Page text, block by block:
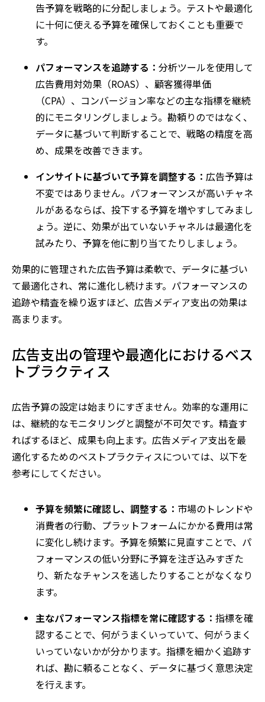
告予算を戦略的に分配しましょう。テストや最適化
に十何に使える予算を確保しておくことも重要で
す。
パフォーマンスを追跡する： 分析ツールを使用して
広告費用対効果（ROAS）、顧客獲得単価
（CPA）、コンバージョン率などの主な指標を継続
的にモニタリングしましょう。勘頼りのではなく、
データに基づいて判断することで、戦略の精度を高
め、成果を改善できます。
インサイトに基づいて予算を調整する： 広告予算は
不変ではありません。パフォーマンスが高いチャネ
ルがあるならば、投下する予算を増やすしてみまし
ょう。逆に、効果が出ていないチャネルは最適化を
試みたり、予算を他に割り当てたりしましょう。
効果的に管理された広告予算は柔軟で、データに基づい
て最適化され、常に進化し続けます。パフォーマンスの
追跡や精査を繰り返すほど、広告メディア支出の効果は
高まります。
広告支出の管理や最適化におけるベス
トプラクティス
広告予算の設定は始まりにすぎません。効率的な運用に
は、継続的なモニタリングと調整が不可欠です。精査す
ればするほど、成果も向上ます。広告メディア支出を最
適化するためのベストプラクティスについては、以下を
参考にしてください。
予算を頻繁に確認し、調整する： 市場のトレンドや
消費者の行動、プラットフォームにかかる費用は常
に変化し続けます。予算を頻繁に見直すことで、パ
フォーマンスの低い分野に予算を注ぎ込みすぎた
り、新たなチャンスを逃したりすることがなくなり
ます。
主なパフォーマンス指標を常に確認する： 指標を確
認することで、何がうまくいっていて、何がうまく
いっていないかが分かります。指標を細かく追跡す
れば、勘に頼ることなく、データに基づく意思決定
を行えます。